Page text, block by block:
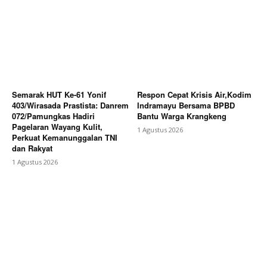
Company
About
Contact us
Semarak HUT Ke-61 Yonif
403/Wirasada Prastista: Danrem
072/Pamungkas Hadiri
Pagelaran Wayang Kulit,
Perkuat Kemanunggalan TNI
dan Rakyat
1 Agustus 2026
Respon Cepat Krisis Air,Kodim
Indramayu Bersama BPBD
Bantu Warga Krangkeng
1 Agustus 2026